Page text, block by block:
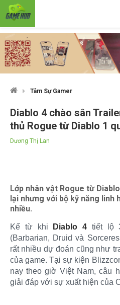
Tâm Sự Gamer
Diablo 4 chào sân
thủ Rogue từ Diablo 1
Dương Thị Lan
Lớp nhân vật Rogue từ
lại nhưng với bộ kỹ năng linh
nhiều.
Kể từ khi Diablo 4 tiết lộ
(Barbarian, Druid và
rất nhiều dự đoán cũng như
của game. Tại sự kiện
nay theo giờ Việt Nam, câu
giải đáp với sự xuất hiện của